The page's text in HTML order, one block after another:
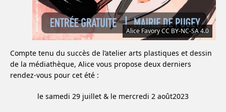
Alice Favory CC BY-NC-SA 4.0
Compte tenu du succès de l’atelier arts plastiques et dessin
de la médiathèque, Alice vous propose deux derniers
rendez-vous pour cet été :
le samedi 29 juillet & le mercredi 2 août2023